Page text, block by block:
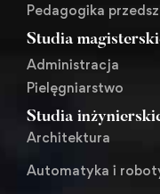
Pedagogika
Studia
Administracja
Pielęgniarstwo
Studia
Architektura
Automatyka i